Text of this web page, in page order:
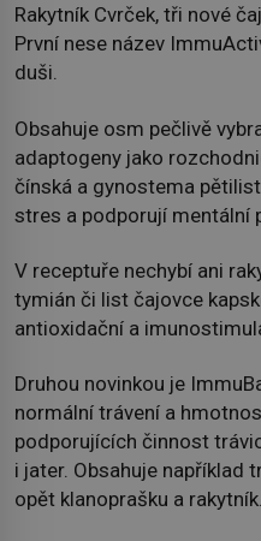
Rakytník Cvrček, tři nové
První nese název
duši.
Obsahuje osm pečlivě
adaptogeny jako
čínská a gynostema
stres a podporují mentální
V receptuře nechybí ani
tymián či list čajovce
antioxidační a
Druhou novinkou je
normální trávení a
podporujících činnost
i jater. Obsahuje například
opět klanoprašku a rakytník.